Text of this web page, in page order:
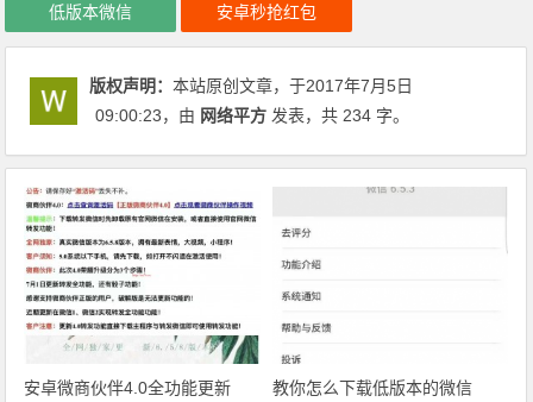
低版本微信 安卓秒抢红包
版权声明：本站原创文章，于2017年7月5日
09:00:23，由 网络平方 发表，共 234 字。
安卓微商伙伴4.0全功能更新 教你怎么下载低版本的微信